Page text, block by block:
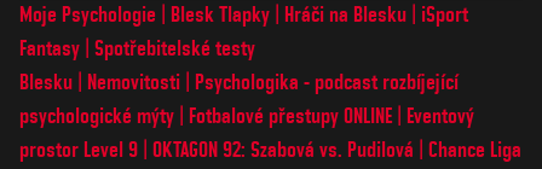
Moje Psychologie Blesk Tlapky Hráči na Blesku
iSport
Fantasy Spotřebitelské testy
Blesku
Nemovitosti
Psychologika - podcast rozbíjející
psychologické mýty
Fotbalové přestupy ONLINE
Eventový
prostor Level 9 OKTAGON 92: Szabová vs. Pudilová
Chance Liga